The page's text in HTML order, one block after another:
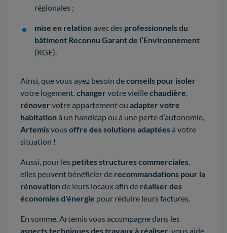
régionales ;
mise en relationavec des professionnels du
bâtiment Reconnu Garant de l’Environnement
(RGE).
Ainsi, que vous ayez besoin deconseils pour isoler
votre logement, changer votre vieillechaudière
rénover votre appartement ou adapter votre
habitationà un handicap ou à une perte d’autonomie,
Artemisvousoffre des solutions adaptéesà votre
situation !
Aussi, pour les petites structures commerciales
elles peuvent bénéficier de recommandations pour la
rénovationde leurs locaux afin de réaliser des
économies d'énergie pour réduire leurs factures.
En somme, Artemis vous accompagne dans les
aspects techniques des travaux à réaliser , vous aide